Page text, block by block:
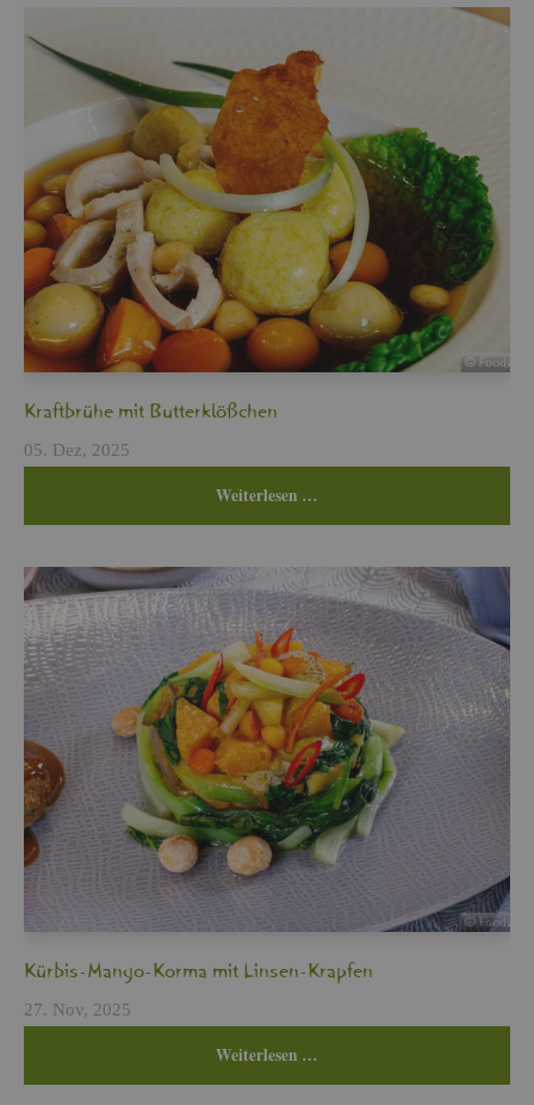
Kraft­brü­he mit But­ter­klö­ßchen
05. Dez, 2025
Wei­ter­le­sen …
Kür­bis-Mango-Korma mit Lin­sen-Krap­fen
27. Nov, 2025
Wei­ter­le­sen …